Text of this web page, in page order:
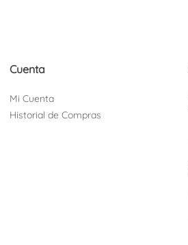
Cuenta
Mi Cuenta
Historial de Compras